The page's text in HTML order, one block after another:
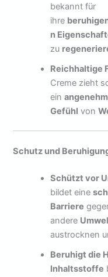
bekannt für
ihre
n
zu
Reichhaltige
Creme zieht
ein
Gefühl von
Schutz und
Schützt vor
bildet eine
Barriere
andere
austrocknen
Beruhigt die
Inhaltsstoffe